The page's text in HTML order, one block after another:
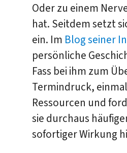
Oder zu einem
hat. Seitdem setzt
ein. Im Blog seiner
persönliche
Fass bei ihm zum
Termindruck,
Ressourcen und
sie durchaus
sofortiger Wirkung